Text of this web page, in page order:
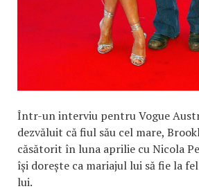
Într-un interviu pentru Vogue
dezvăluit că fiul său cel mare,
căsătorit în luna aprilie cu Nicola
își dorește ca mariajul lui să fie la
lui.